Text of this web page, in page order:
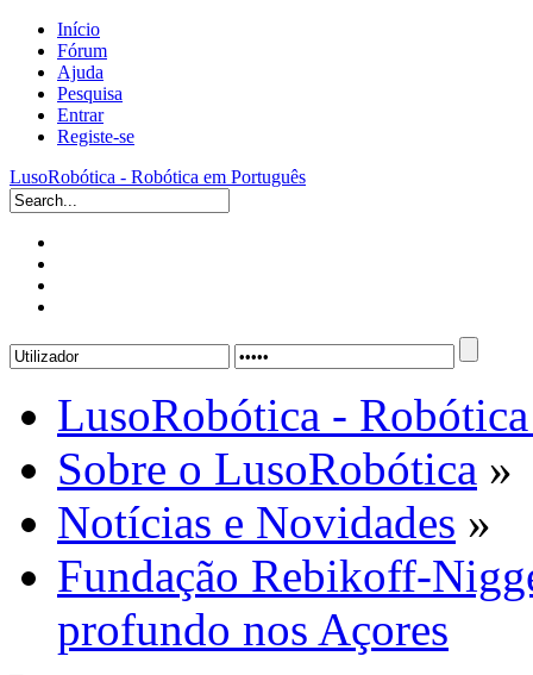
Início
Fórum
Ajuda
Pesquisa
Entrar
Registe-se
LusoRobótica - Robótica em Português
LusoRobótica -
Sobre o LusoRobótica »
Notícias e Novidades »
Fundação Rebikoff-
profundo nos Açores